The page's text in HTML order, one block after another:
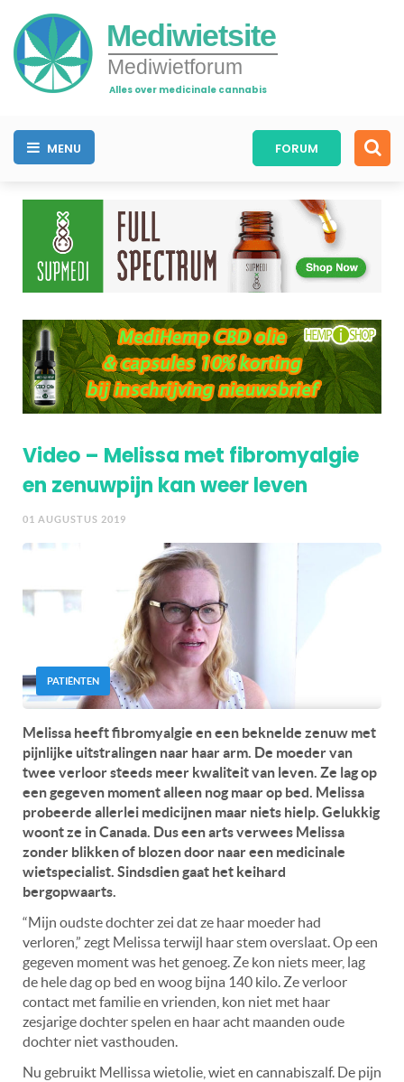
Mediwietsite
Mediwietforum
Alles over medicinale cannabis
MENU FORUM
Video – Melissa met fibromyalgie
en zenuwpijn kan weer leven
01 AUGUSTUS 2019
PATIËNTEN
Melissa heeft fibromyalgie en een beknelde zenuw met
pijnlijke uitstralingen naar haar arm. De moeder van
twee verloor steeds meer kwaliteit van leven. Ze lag op
een gegeven moment alleen nog maar op bed. Melissa
probeerde allerlei medicijnen maar niets hielp. Gelukkig
woont ze in Canada. Dus een arts verwees Melissa
zonder blikken of blozen door naar een medicinale
wietspecialist. Sindsdien gaat het keihard
bergopwaarts.
“Mijn oudste dochter zei dat ze haar moeder had
verloren,” zegt Melissa terwijl haar stem overslaat. Op een
gegeven moment was het genoeg. Ze kon niets meer, lag
de hele dag op bed en woog bijna 140 kilo. Ze verloor
contact met familie en vrienden, kon niet met haar
zesjarige dochter spelen en haar acht maanden oude
dochter niet vasthouden.
Nu gebruikt Mellissa wietolie, wiet en cannabiszalf. De pijn